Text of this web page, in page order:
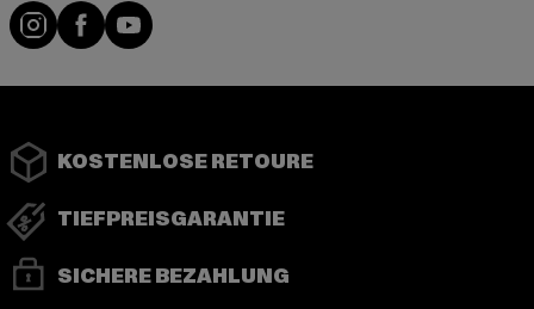
Instagram
FacebookYouTube
KOSTENLOSE RETOURE
TIEFPREISGARANTIE
SICHERE BEZAHLUNG